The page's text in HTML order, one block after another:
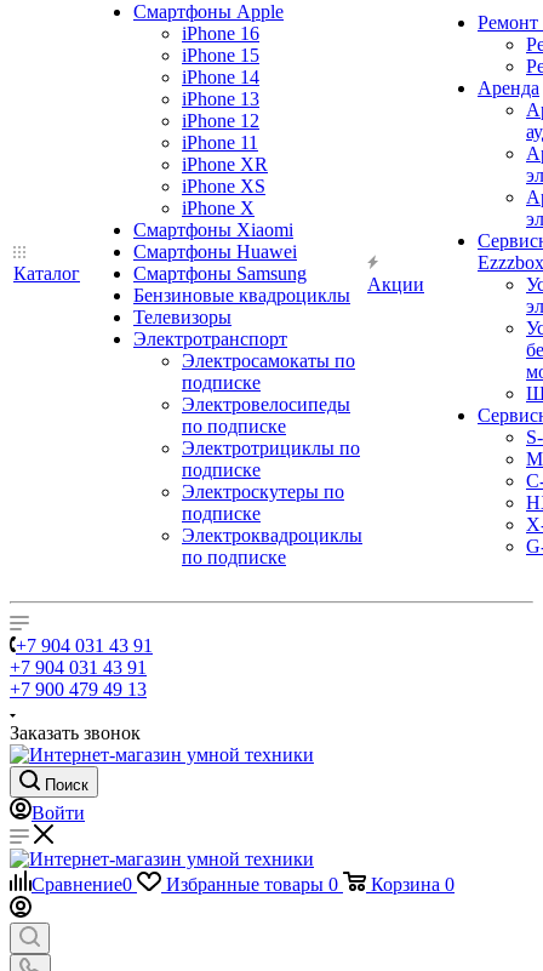
Каталог
Смартфоны Apple
iPhone 16
iPhone 15
iPhone 14
iPhone 13
iPhone 12
iPhone 11
iPhone XR
iPhone XS
iPhone X
Смартфоны Xiaomi
Смартфоны Huawei
Смартфоны Samsung
Бензиновые квадроциклы
Телевизоры
Электротранспорт
Электросамокаты по
подписке
Электровелосипеды
по подписке
Электротрициклы по
подписке
Электроскутеры по
подписке
Электроквадроциклы
по подписке
Акции
Ремонт
Аренда
Ezzzbox
+7 904 031 43 91
+7 904 031 43 91
+7 900 479 49 13
Заказать звонок
Поиск
Войти
Сравнение0 Избранные товары 0 Корзина 0